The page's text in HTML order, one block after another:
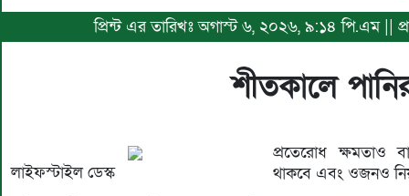
প্রিন্ট এর তারিখঃ অগাস্ট ৬, ২০২৬, ৯:১৪ পি.এম ||
শীতকালে
লাইফস্টাইল ডেস্ক
প্রতেরোধ ক্ষমতাও
থাকবে এবং ওজনও